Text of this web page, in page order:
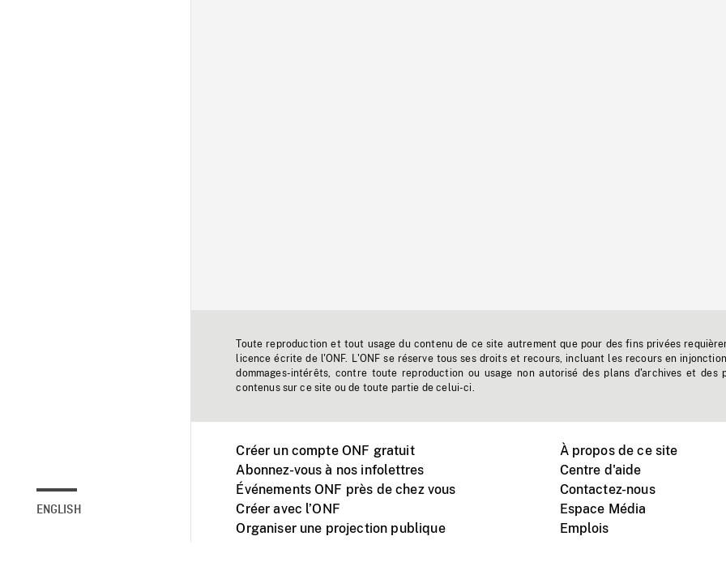
ENGLISH
Toute reproduction et tout usage du contenu de ce site autrement que pour des fins privées
licence écrite de l'ONF. L'ONF se réserve tous ses droits et recours, incluant les recours en
dommages-intérêts, contre toute reproduction ou usage non autorisé des plans d'archives et des
contenus sur ce site ou de toute partie de celui-ci.
Créer un compte ONF gratuit
Abonnez-vous à nos infolettres
Événements ONF près de chez vous
Créer avec l’ONF
Organiser une projection publique
À propos de ce site
Centre d'aide
Contactez-nous
Espace Média
Emplois